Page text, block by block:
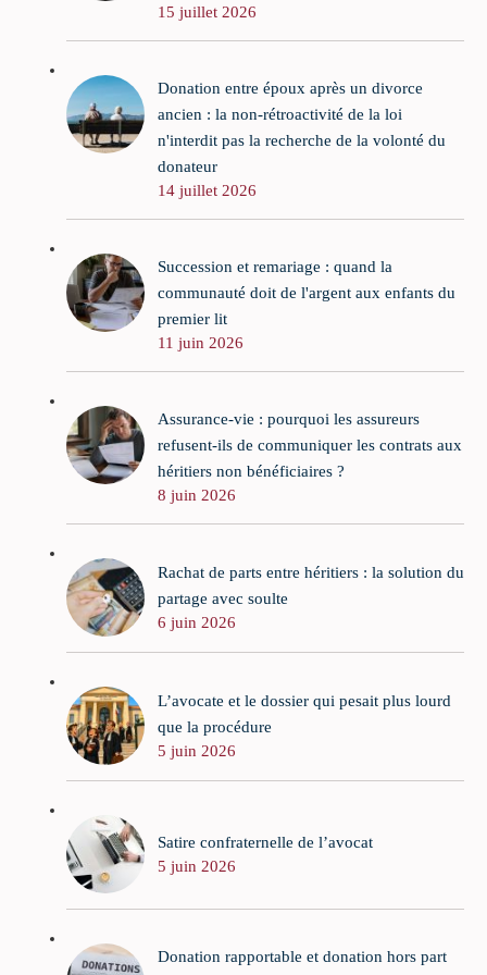
15 juillet 2026
Donation entre époux après un divorce
ancien : la non-rétroactivité de la loi
n'interdit pas la recherche de la volonté du
donateur
14 juillet 2026
Succession et remariage : quand la
communauté doit de l'argent aux enfants du
premier lit
11 juin 2026
Assurance-vie : pourquoi les assureurs
refusent-ils de communiquer les contrats aux
héritiers non bénéficiaires ?
8 juin 2026
Rachat de parts entre héritiers : la solution du
partage avec soulte
6 juin 2026
L’avocate et le dossier qui pesait plus lourd
que la procédure
5 juin 2026
Satire confraternelle de l’avocat
5 juin 2026
Donation rapportable et donation hors part